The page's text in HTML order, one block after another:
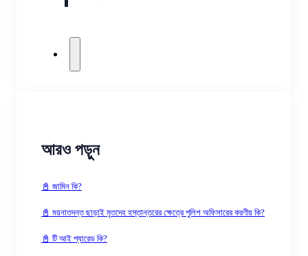
আরও পড়ুন
📓 জামিন কি?
📓 ময়নাতদন্ত ছাড়াই মৃতদেহ হস্তান্তরের ক্ষেত্রে পুলিশ অফিসারের করণীয় কি?
📓 টি আই প্যারেড কি?